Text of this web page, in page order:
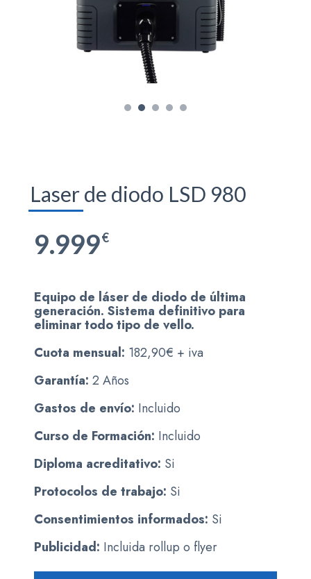
Laser de diodo LSD 980
9.999€
Equipo de láser de diodo de última
generación. Sistema definitivo para
eliminar todo tipo de vello.
Cuota mensual: 182,90€ + iva
Garantía: 2 Años
Gastos de envío: Incluido
Curso de Formación: Incluido
Diploma acreditativo: Si
Protocolos de trabajo: Si
Consentimientos informados: Si
Publicidad: Incluida rollup o flyer